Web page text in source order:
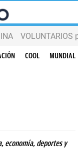
VOLUNTARIOS
COOL MUNDIAL
economía, deportes y